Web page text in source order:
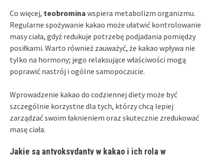
Co więcej, teobromina wspiera metabolizm organizmu.
Regularne spożywanie kakao może ułatwić kontrolowanie
masy ciała, gdyż redukuje potrzebę podjadania pomiędzy
posiłkami. Warto również zauważyć, że kakao wpływa nie
tylko na hormony; jego relaksujące właściwości mogą
poprawić nastrój i ogólne samopoczucie.
Wprowadzenie kakao do codziennej diety może być
szczególnie korzystne dla tych, którzy chcą lepiej
zarządzać swoim łaknieniem oraz skutecznie zredukować
masę ciała.
Jakie są antyoksydanty w kakao i ich rola w